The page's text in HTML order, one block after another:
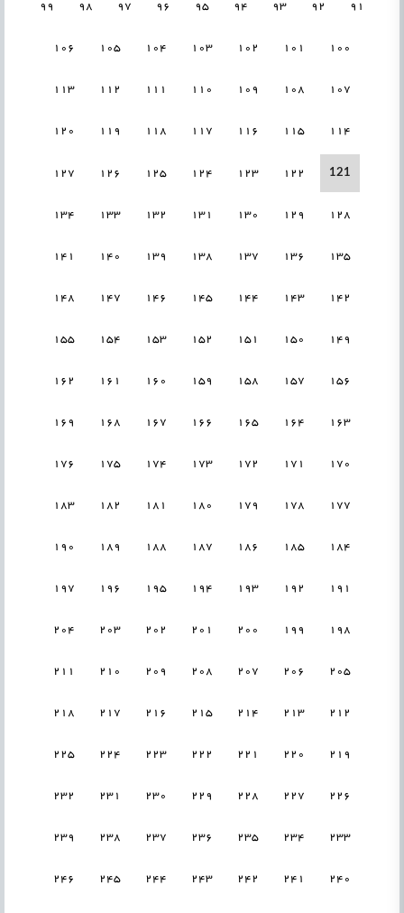
91
92
93
94
95
96
97
98
99
100
101
102
103
104
105
106
107
108
109
110
111
112
113
114
115
116
117
118
119
120
121
122
123
124
125
126
127
128
129
130
131
132
133
134
135
136
137
138
139
140
141
142
143
144
145
146
147
148
149
150
151
152
153
154
155
156
157
158
159
160
161
162
163
164
165
166
167
168
169
170
171
172
173
174
175
176
177
178
179
180
181
182
183
184
185
186
187
188
189
190
191
192
193
194
195
196
197
198
199
200
201
202
203
204
205
206
207
208
209
210
211
212
213
214
215
216
217
218
219
220
221
222
223
224
225
226
227
228
229
230
231
232
233
234
235
236
237
238
239
240
241
242
243
244
245
246